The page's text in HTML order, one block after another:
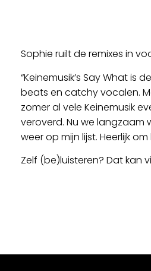
Sophie ruilt de remixes in
“Keinemusik’s Say What
beats en catchy vocalen.
zomer al vele Keinemusik
veroverd. Nu we langzaam
weer op mijn lijst. Heerlijk
Zelf (be)luisteren? Dat kan